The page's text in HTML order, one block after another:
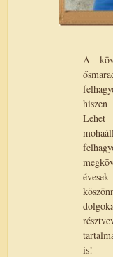
A
hiszen
is!